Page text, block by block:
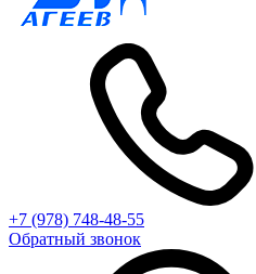
+7 (978) 748-48-55
Обратный звонок